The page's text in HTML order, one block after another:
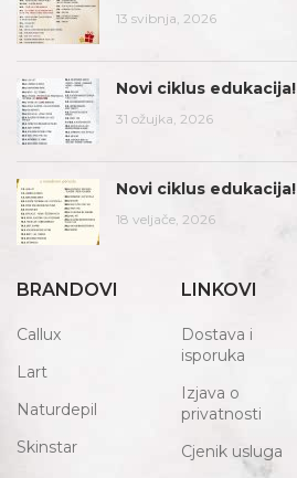
13 svibnja, 2026
Novi ciklus edukacija!
31 ožujka, 2026
Novi ciklus edukacija!
18 veljače, 2026
BRANDOVI
Callux
Lart
Naturdepil
Skinstar
LINKOVI
Dostava i
isporuka
Izjava o
privatnosti
Cjenik usluga